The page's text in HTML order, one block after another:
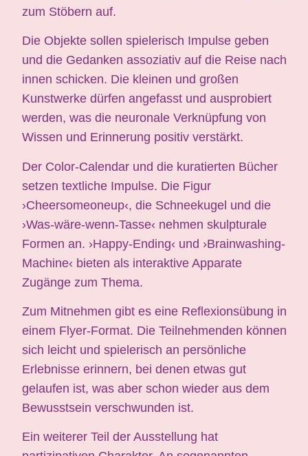
zum Stöbern auf.
Die Objekte sollen spielerisch Impulse geben
und die Gedanken assoziativ auf die Reise nach
innen schicken. Die kleinen und großen
Kunstwerke dürfen angefasst und ausprobiert
werden, was die neuronale Verknüpfung von
Wissen und Erinnerung positiv verstärkt.
Der Color-Calendar und die kuratierten Bücher
setzen textliche Impulse. Die Figur
›Cheersomeoneup‹, die Schneekugel und die
›Was-wäre-wenn-Tasse‹ nehmen skulpturale
Formen an. ›Happy-Ending‹ und ›Brainwashing-
Machine‹ bieten als interaktive Apparate
Zugänge zum Thema.
Zum Mitnehmen gibt es eine Reflexionsübung in
einem Flyer-Format. Die Teilnehmenden können
sich leicht und spielerisch an persönliche
Erlebnisse erinnern, bei denen etwas gut
gelaufen ist, was aber schon wieder aus dem
Bewusstsein verschwunden ist.
Ein weiterer Teil der Ausstellung hat